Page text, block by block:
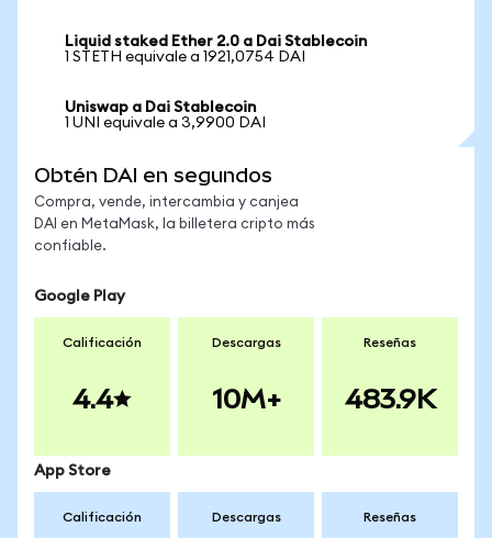
Liquid staked Ether 2.0 a Dai Stablecoin
1 STETH equivale a 1921,0754 DAI
Uniswap a Dai Stablecoin
1 UNI equivale a 3,9900 DAI
Obtén DAI en segundos
Compra, vende, intercambia y canjea
DAI en MetaMask, la billetera cripto más
confiable.
Google Play
Calificación
4.4
Descargas
10M+
Reseñas
483.9K
App Store
Calificación Descargas Reseñas